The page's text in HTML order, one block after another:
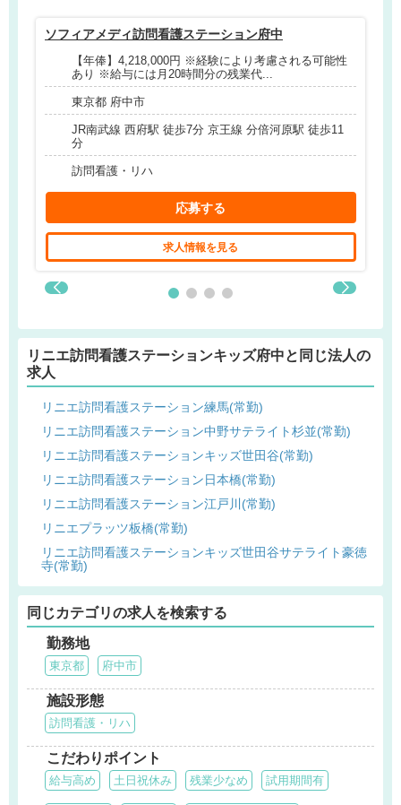
ソフィアメディ訪問看護ステーション府中
【年俸】4,218,000円 ※経験により考慮される可能性
あり ※給与には月20時間分の残業代...
東京都 府中市
JR南武線 西府駅 徒歩7分 京王線 分倍河原駅 徒歩11
分
訪問看護・リハ
応募する
求人情報を見る
リニエ訪問看護ステーションキッズ府中と同じ法人の
求人
リニエ訪問看護ステーション練馬(常勤)
リニエ訪問看護ステーション中野サテライト杉並(常勤)
リニエ訪問看護ステーションキッズ世田谷(常勤)
リニエ訪問看護ステーション日本橋(常勤)
リニエ訪問看護ステーション江戸川(常勤)
リニエプラッツ板橋(常勤)
リニエ訪問看護ステーションキッズ世田谷サテライト豪徳
寺(常勤)
同じカテゴリの求人を検索する
勤務地
東京都 府中市
施設形態
訪問看護・リハ
こだわりポイント
給与高め 土日祝休み 残業少なめ 試用期間有